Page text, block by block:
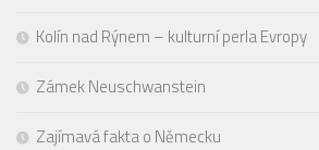
Kolín nad Rýnem – kulturní perla Evropy
Zámek Neuschwanstein
Zajímavá fakta o Německu